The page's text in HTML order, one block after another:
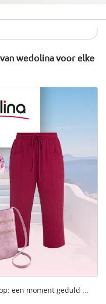
geprijsd.
wedolina voor elke
een moment geduld ...